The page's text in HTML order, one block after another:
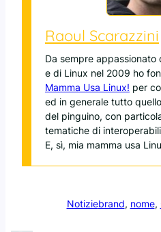
Raoul Scarazzini
Da sempre
e di Linux nel 2009 ho
Mamma Usa Linux! per
ed in generale tutto
del pinguino, con
tematiche di
E, sì, mia mamma usa
Notiziebrand, nome,